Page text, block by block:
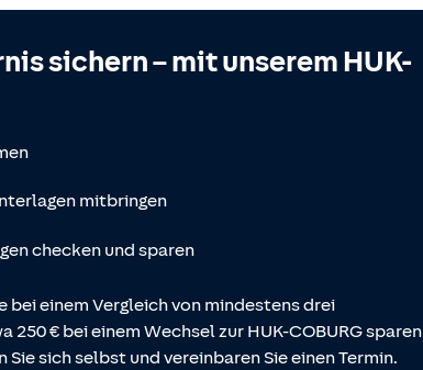
sichern – mit unserem HUK-
mitbringen
checken und sparen
bei einem Vergleich von mindestens drei
250 € bei einem Wechsel zur HUK-COBURG sparen
Sie sich selbst und vereinbaren Sie einen Termin.